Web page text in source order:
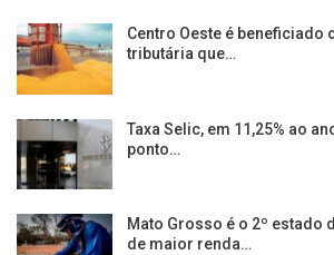
Centro Oeste é beneficiado
tributária que…
Taxa Selic, em 11,25% ao
ponto…
Mato Grosso é o 2º estado
de maior renda…